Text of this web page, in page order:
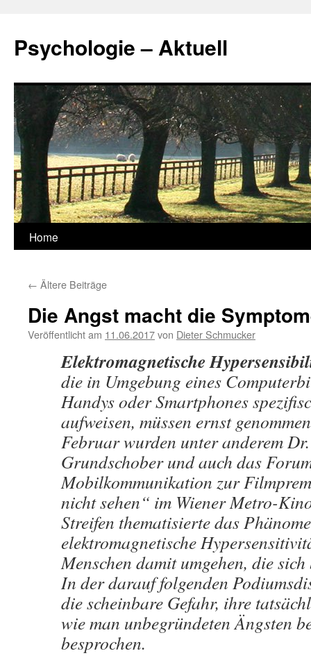
springen
Psychologie – Aktuell
Home
← Ältere Beiträge
Die Angst macht die
Veröffentlicht am 11.06.2017von Dieter Schmucker
Elektromagnetische
die in Umgebung eines
Handys oder Smartphones
aufweisen, müssen ernst
Februar wurden unter anderem
Grundschober und auch das
Mobilkommunikation zur
nicht sehen“ im Wiener Metro-
Streifen thematisierte das
elektromagnetische
Menschen damit umgehen, die
In der darauf folgenden
die scheinbare Gefahr, ihre
wie man unbegründeten Ängsten
besprochen.